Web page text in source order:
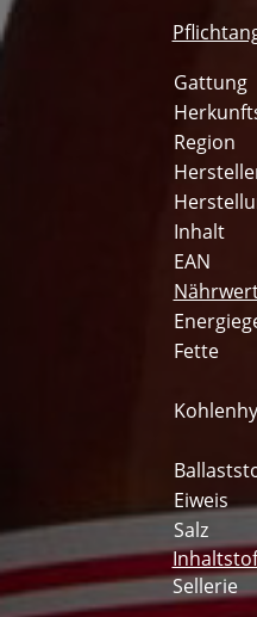
Gattung
Region
Inhalt
EAN
Fette
Eiweis
Salz
Sellerie